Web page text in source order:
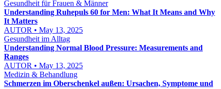
Gesundheit für Frauen & Männer
Understanding Ruhepuls 60 for Men: What It Means and Why
It Matters
AUTOR • May 13, 2025
Gesundheit im Alltag
Understanding Normal Blood Pressure: Measurements and
Ranges
AUTOR • May 13, 2025
Medizin & Behandlung
Schmerzen im Oberschenkel außen: Ursachen, Symptome und